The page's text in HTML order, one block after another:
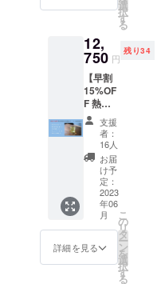
い。」
※「実際
けする
リター
ンと
パッ
ケージ
等のデ
ザイン
が異な
る場合
があり
ますの
で、あ
らかじ
めご了
承くだ
い。」
や注意
くださ
い。」
※「実際
にお届
けする
リター
ンと
パッ
ケージ
等のデ
ザイン
が異な
る場合
があり
ますの
らかじ
めご了
温多湿
を避け
冷暗所
にて保
存] 賞味
期限
[2024.6
] 「原材
料及び
添加物
等の食
品表示
はお届
け商品
のラベ
記され
ます。
ロゴデ
のお茶
染め
トート
×1 ・お
茶葉×1
・お礼
のお手
紙×1 茶
立玄山
手の
オープ
ンと合
わせ
て、こ
の度
ALL
ABOUT
選
択
す
る
12,
750 円
残り34
【早割
15%OF
F 熱い
夏を乗
り切る
新茶の
ティー
セット
応援支
援！】
・オリ
ジナ
ル 新
茶水出
し茶(煎
茶
支援
者：
16人
お届
け予
定：
2023
年06
月
詳細を見る
こ
の
リ
タ
ー
ン
を
選
択
す
る